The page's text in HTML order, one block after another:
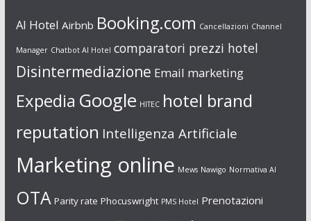
AI Hotel Airbnb Booking.com Cancellazioni Channel
Manager Chatbot AI Hotel comparatori prezzi hotel
Disintermediazione Email marketing
Expedia Google HITEC hotel brand
reputation Intelligenza Artificiale
Marketing online Mews Nawigo Normativa AI
OTA Parity rate Phocuswright PMS Hotel Prenotazioni